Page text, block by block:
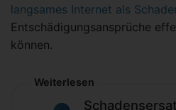
langsames Internet als
Entschädigungsansprüche
können.
Weiterlesen